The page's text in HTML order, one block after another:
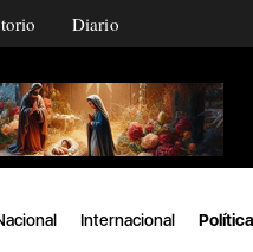
Diario
Internacional Política